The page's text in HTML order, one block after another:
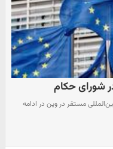
در شورای حکام
مستقر در وین در ادامه